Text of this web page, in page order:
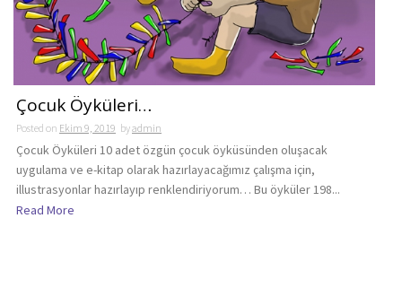
Çocuk Öyküleri…
Posted on Ekim 9, 2019 byadmin
Çocuk Öyküleri 10 adet özgün çocuk öyküsünden oluşacak
uygulama ve e-kitap olarak hazırlayacağımız çalışma için,
illustrasyonlar hazırlayıp renklendiriyorum… Bu öyküler 198...
Read More